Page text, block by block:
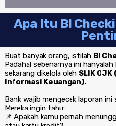
Apa Itu BI
Buat banyak orang, istilah BI
Padahal sebenarnya ini
sekarang dikelola oleh SLIK
Informasi Keuangan).
Bank wajib mengecek laporan ini
Mereka ingin tahu:
📌 Apakah kamu pernah